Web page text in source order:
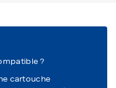
?
cartouche